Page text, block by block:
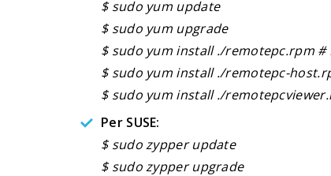
$ sudo yum update
$ sudo yum upgrade
$ sudo yum install ./remotepc.rpm #
$ sudo yum install ./remotepc-
$ sudo yum install ./
Per SUSE:
$ sudo zypper update
$ sudo zypper upgrade